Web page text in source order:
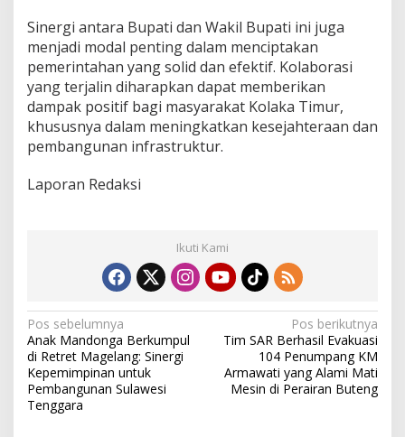
Sinergi antara Bupati dan Wakil Bupati ini juga
menjadi modal penting dalam menciptakan
pemerintahan yang solid dan efektif. Kolaborasi
yang terjalin diharapkan dapat memberikan
dampak positif bagi masyarakat Kolaka Timur,
khususnya dalam meningkatkan kesejahteraan dan
pembangunan infrastruktur.
Laporan Redaksi
Ikuti Kami
N
a
v
i
Pos sebelumnya
Anak Mandonga Berkumpul
di Retret Magelang: Sinergi
Kepemimpinan untuk
Pembangunan Sulawesi
Tenggara
Pos berikutnya
Tim SAR Berhasil Evakuasi
104 Penumpang KM
Armawati yang Alami Mati
Mesin di Perairan Buteng